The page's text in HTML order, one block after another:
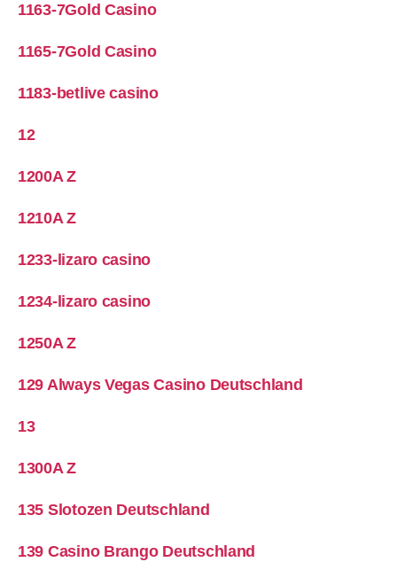
1163-7Gold Casino
1165-7Gold Casino
1183-betlive casino
12
1200A Z
1210A Z
1233-lizaro casino
1234-lizaro casino
1250A Z
129 Always Vegas Casino Deutschland
13
1300A Z
135 Slotozen Deutschland
139 Casino Brango Deutschland